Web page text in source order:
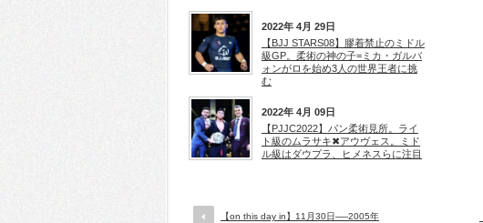
2022年 4月 29日
【BJJ STARS08】膠着禁止のミドル
級GP。柔術の神の子=ミカ・ガルバ
ォンがロを始め3人の世界王者に挑
む
2022年 4月 09日
【PJJC2022】パン柔術見所。ライ
ト級のムラサキ✖アウヴェス。ミド
ル級はダウプラ、ヒメネスらに注目
【on this day in】11月30日──2005年